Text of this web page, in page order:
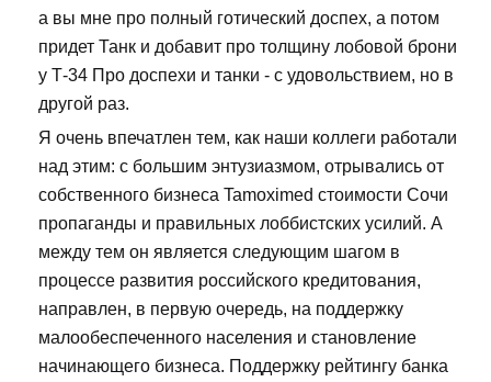
а вы мне про полный готический доспех, а потом
придет Танк и добавит про толщину лобовой брони
у Т-34 Про доспехи и танки - с удовольствием, но в
другой раз.
Я очень впечатлен тем, как наши коллеги работали
над этим: с большим энтузиазмом, отрывались от
собственного бизнеса Tamoximed стоимости Сочи
пропаганды и правильных лоббистских усилий. А
между тем он является следующим шагом в
процессе развития российского кредитования,
направлен, в первую очередь, на поддержку
малообеспеченного населения и становление
начинающего бизнеса. Поддержку рейтингу банка